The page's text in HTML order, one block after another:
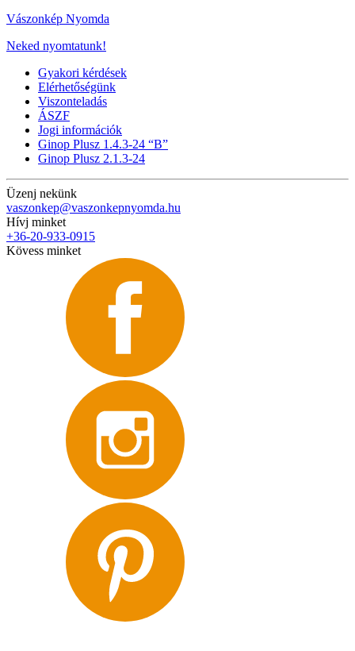
Vászonkép Nyomda
Neked nyomtatunk!
Gyakori kérdések
Elérhetőségünk
Viszonteladás
ÁSZF
Jogi információk
Ginop Plusz 1.4.3-24 “B”
Ginop Plusz 2.1.3-24
Üzenj nekünk
vaszonkep@vaszonkepnyomda.hu
Hívj minket
+36-20-933-0915
Kövess minket